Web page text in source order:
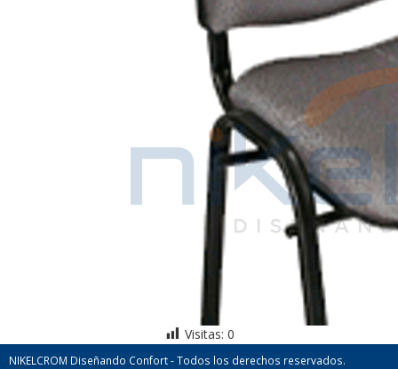
Visitas: 0
NIKELCROM Diseñando Confort - Todos los derechos reservados.